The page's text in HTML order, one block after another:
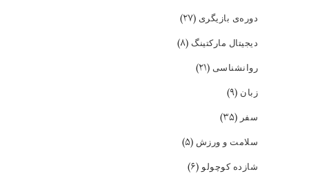
دوره‌ی بازیگری (۲۷)
دیجیتال مارکتینگ (۸)
روانشناسی (۲۱)
زبان (۹)
سفر (۳۵)
سلامت و ورزش (۵)
شازده کوچولو(۶)